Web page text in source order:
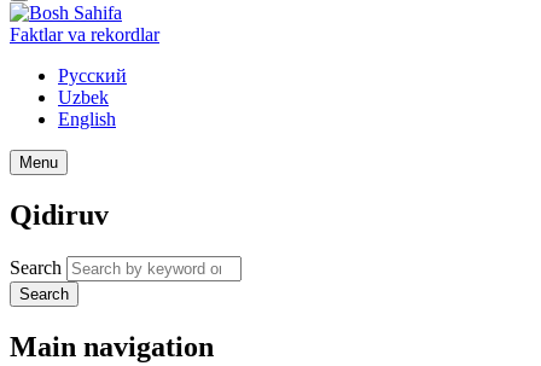
Faktlar va rekordlar
Русский
Uzbek
English
Menu
Qidiruv
Search
Search
Main navigation